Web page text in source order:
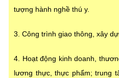
tượng hành nghề thú y.
3. Công trình giao thông, xây
4. Hoạt động kinh doanh,
lương thực, thực phẩm; trung